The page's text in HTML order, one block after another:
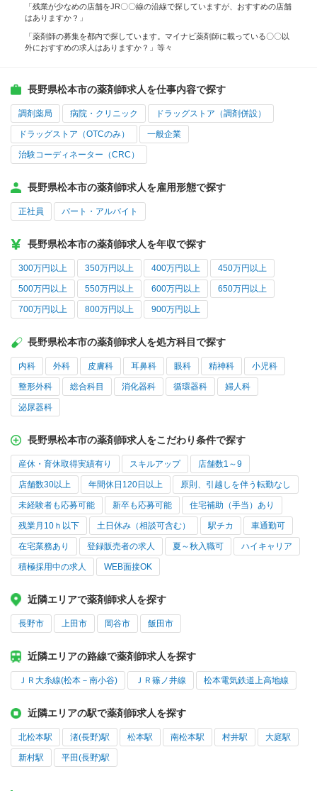
「残業が少なめの店舗をJR〇〇線の沿線で探していますが、おすすめの店舗
はありますか？」
「薬剤師の募集を都内で探しています。マイナビ薬剤師に載っている〇〇以
外におすすめの求人はありますか？」等々
長野県松本市の薬剤師求人を仕事内容で探す
調剤薬局 病院・クリニック ドラッグストア（調剤併設）
ドラッグストア（OTCのみ） 一般企業
治験コーディネーター（CRC）
長野県松本市の薬剤師求人を雇用形態で探す
正社員 パート・アルバイト
長野県松本市の薬剤師求人を年収で探す
300万円以上 350万円以上 400万円以上 450万円以上
500万円以上 550万円以上 600万円以上 650万円以上
700万円以上 800万円以上 900万円以上
長野県松本市の薬剤師求人を処方科目で探す
内科 外科 皮膚科 耳鼻科 眼科 精神科 小児科
整形外科 総合科目 消化器科 循環器科 婦人科
泌尿器科
長野県松本市の薬剤師求人をこだわり条件で探す
産休・育休取得実績有り スキルアップ 店舗数1～9
店舗数30以上 年間休日120日以上 原則、引越しを伴う転勤なし
未経験者も応募可能 新卒も応募可能 住宅補助（手当）あり
残業月10ｈ以下 土日休み（相談可含む） 駅チカ 車通勤可
在宅業務あり 登録販売者の求人 夏～秋入職可 ハイキャリア
積極採用中の求人 WEB面接OK
近隣エリアで薬剤師求人を探す
長野市 上田市 岡谷市 飯田市
近隣エリアの路線で薬剤師求人を探す
ＪＲ大糸線(松本－南小谷) ＪＲ篠ノ井線 松本電気鉄道上高地線
近隣エリアの駅で薬剤師求人を探す
北松本駅 渚(長野)駅 松本駅 南松本駅 村井駅 大庭駅
新村駅 平田(長野)駅